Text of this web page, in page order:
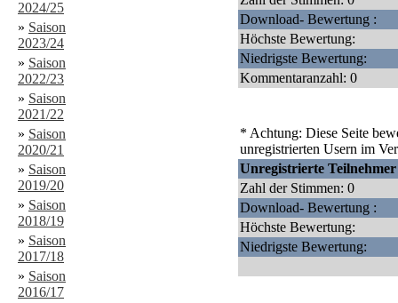
2024/25
» Saison
2023/24
» Saison
2022/23
» Saison
2021/22
» Saison
2020/21
» Saison
2019/20
» Saison
2018/19
» Saison
2017/18
» Saison
2016/17
Download- Bewertung :
Höchste Bewertung:
Niedrigste Bewertung:
Kommentaranzahl: 0
* Achtung: Diese Seite
unregistrierten Usern im
Unregistrierte Teilnehmer
Zahl der Stimmen: 0
Download- Bewertung :
Höchste Bewertung:
Niedrigste Bewertung: